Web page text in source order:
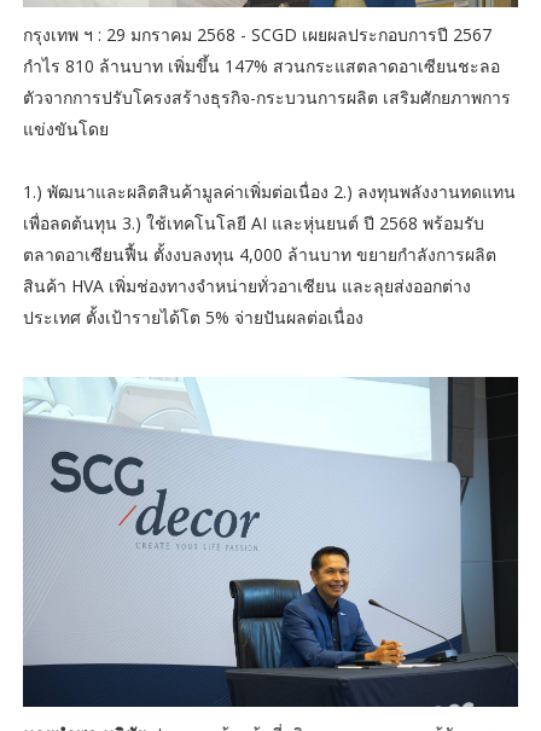
กรุงเทพ ฯ : 29 มกราคม 2568 - SCGD เผยผลประกอบการปี 2567
กำไร 810 ล้านบาท เพิ่มขึ้น 147% สวนกระแสตลาดอาเซียนชะลอ
ตัวจากการปรับโครงสร้างธุรกิจ-กระบวนการผลิต เสริมศักยภาพการ
แข่งขันโดย
1.) พัฒนาและผลิตสินค้ามูลค่าเพิ่มต่อเนื่อง 2.) ลงทุนพลังงานทดแทน
เพื่อลดต้นทุน 3.) ใช้เทคโนโลยี AI และหุ่นยนต์ ปี 2568 พร้อมรับ
ตลาดอาเซียนฟื้น ตั้งงบลงทุน 4,000 ล้านบาท ขยายกำลังการผลิต
สินค้า HVA เพิ่มช่องทางจำหน่ายทั่วอาเซียน และลุยส่งออกต่าง
ประเทศ ตั้งเป้ารายได้โต 5% จ่ายปันผลต่อเนื่อง